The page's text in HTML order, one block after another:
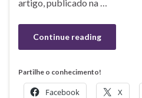
artigo, publicado na …
Continue reading
Partilhe o conhecimento!
Facebook X